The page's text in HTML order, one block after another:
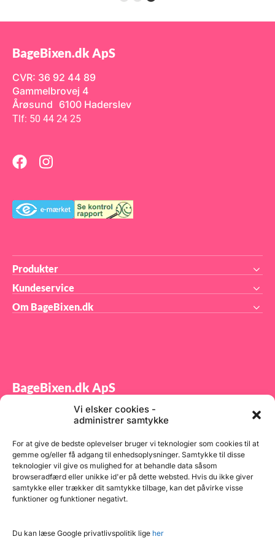
Vi elsker cookies -
administrer samtykke
For at give de bedste oplevelser bruger vi teknologier som cookies til at
gemme og/eller få adgang til enhedsoplysninger. Samtykke til disse
teknologier vil give os mulighed for at behandle data såsom
browseradfærd eller unikke id'er på dette websted. Hvis du ikke giver
samtykke eller trækker dit samtykke tilbage, kan det påvirke visse
funktioner og funktioner negativt.
Du kan læse Google privatlivspolitik lige her
og modstandsdygtig over for
BageBixen.dk ApS
CVR: 36 92 44 89
Gammelbrovej 4
Årøsund 6100 Haderslev
Tlf: 50 44 24 25
Produkter
Kundeservice
Om BageBixen.dk
BageBixen.dk ApS
Tilmeld dig vores nyhedsbrev og modtag gode tilbud
samt spændende produktnyheder direkte i din
indbakke.